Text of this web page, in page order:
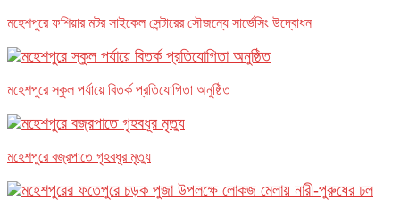
মহেশপুরে ফশিয়ার মটর সাইকেল সেন্টারের সৌজন্যে সার্ভেসিং উদ্বোধন
মহেশপুরে স্কুল পর্যায়ে বিতর্ক প্রতিযোগিতা অনুষ্ঠিত
মহেশপুরে বজ্রপাতে গৃহবধূর মৃত্যু